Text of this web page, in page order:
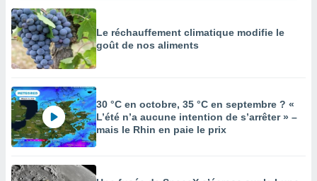
Le réchauffement climatique modifie le
goût de nos aliments
30 °C en octobre, 35 °C en septembre ? «
L’été n’a aucune intention de s’arrêter » –
mais le Rhin en paie le prix